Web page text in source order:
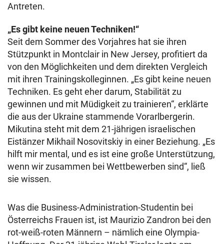
Antreten.
„Es gibt keine neuen Techniken!“
Seit dem Sommer des Vorjahres hat sie ihren
Stützpunkt in Montclair in New Jersey, profitiert da
von den Möglichkeiten und dem direkten Vergleich
mit ihren Trainingskolleginnen. „Es gibt keine neuen
Techniken. Es geht eher darum, Stabilität zu
gewinnen und mit Müdigkeit zu trainieren“, erklärte
die aus der Ukraine stammende Vorarlbergerin.
Mikutina steht mit dem 21-jährigen israelischen
Eistänzer Mikhail Nosovitskiy in einer Beziehung. „Es
hilft mir mental, und es ist eine große Unterstützung,
wenn wir zusammen bei Wettbewerben sind“, ließ
sie wissen.
Was die Business-Administration-Studentin bei
Österreichs Frauen ist, ist Maurizio Zandron bei den
rot-weiß-roten Männern – nämlich eine Olympia-